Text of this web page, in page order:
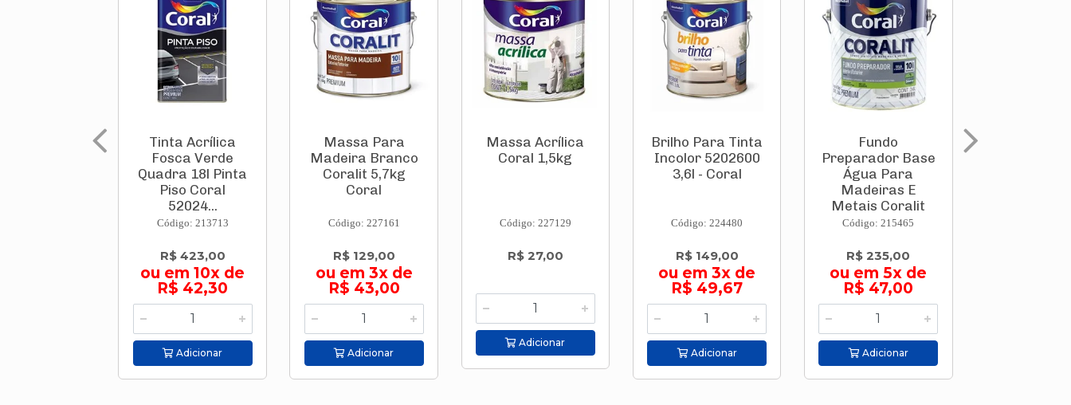
Tinta Acrílica
Fosca Verde
Quadra 18l Pinta
Piso Coral
52024...
Código: 213713
R$ 423,00
ou em 10x de
R$ 42,30
Adicionar
Massa Para
Madeira Branco
Coralit 5,7kg
Coral
Código: 227161
R$ 129,00
ou em 3x de
R$ 43,00
Adicionar
Massa Acrílica
Coral 1,5kg
Código: 227129
R$ 27,00
Adicionar
Brilho Para Tinta
Incolor 5202600
3,6l - Coral
Código: 224480
R$ 149,00
ou em 3x de
R$ 49,67
Adicionar
Fundo
Preparador Base
Água Para
Madeiras E
Metais Coralit
3,...
Código: 215465
R$ 235,00
ou em 5x de
R$ 47,00
Adicionar